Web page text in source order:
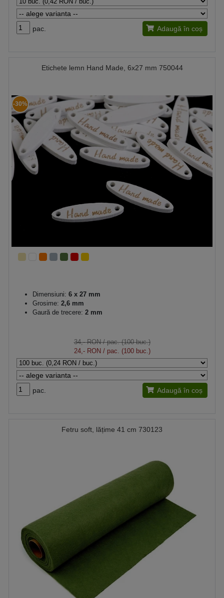
pac. Adaugă în coș
Etichete lemn Hand Made, 6x27 mm 750044
-30%
Dimensiuni: 6 x 27 mm
Grosime: 2,6 mm
Gaură de trecere: 2 mm
34,- RON/ pac. (100 buc.)
24,- RON/ pac. (100 buc.)
pac. Adaugă în coș
Fetru soft, lățime 41 cm 730123